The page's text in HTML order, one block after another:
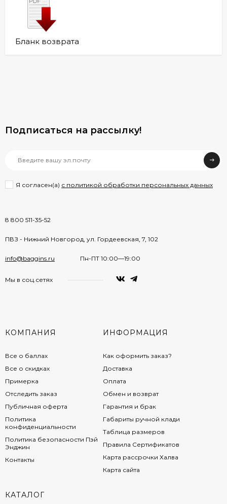
Бланк возврата
Подписаться на рассылкy!
Я согласен(a) с политикой обработки персональных данных
8 800 511-35-52
ПВЗ - Нижний Новгород, ул. Гордеевская, 7, 102
info@baggins.ru Пн-ПТ 10:00—19:00
Мы в соц.сетях
КОМПАНИЯ
Все о баллах
Все о скидках
Примерка
Отследить заказ
Публичная оферта
Политика
конфиденциальности
Политика безопасности Пэй
Энджин
Контакты
ИНФОРМАЦИЯ
Как оформить заказ?
Доставка
Оплата
Обмен и возврат
Гарантия и брак
Габариты ручной клади
Таблица размеров
Правила Сертификатов
Карта рассрочки Халва
Карта сайта
КАТАЛОГ